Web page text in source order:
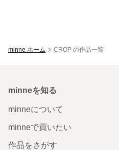
minne ホーム CROP の作品一覧
minneを知る
minneについて
minneで買いたい
作品をさがす